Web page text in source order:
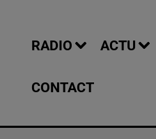
RADIO ACTU
CONTACT